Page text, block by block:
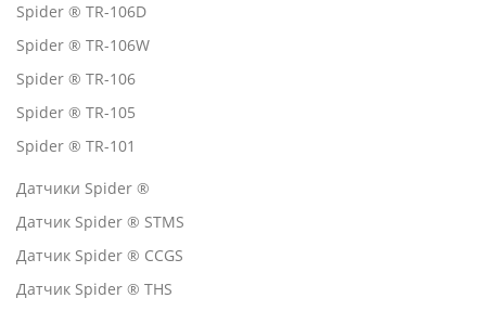
Spider ® TR-106D
Spider ® TR-106W
Spider ® TR-106
Spider ® TR-105
Spider ® TR-101
Датчики Spider ®
Датчик Spider ® STMS
Датчик Spider ® CCGS
Датчик Spider ® THS